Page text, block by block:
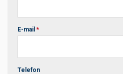
E-mail *
Telefon